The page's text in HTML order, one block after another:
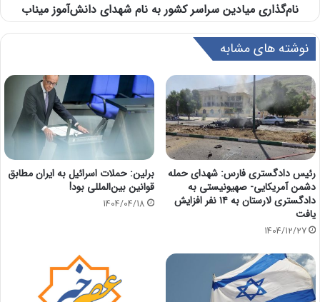
نام‌گذاری میادین سراسر کشور به نام شهدای دانش‌آموز میناب
نوشته های مشابه
رئیس دادگستری فارس: شهدای حمله
دشمن آمریکایی- صهیونیستی به
دادگستری لارستان به ۱۴ نفر افزایش
یافت
1404/12/27
برلین: حملات اسرائیل به ایران مطابق
قوانین بین‌المللی بود!
1404/04/18